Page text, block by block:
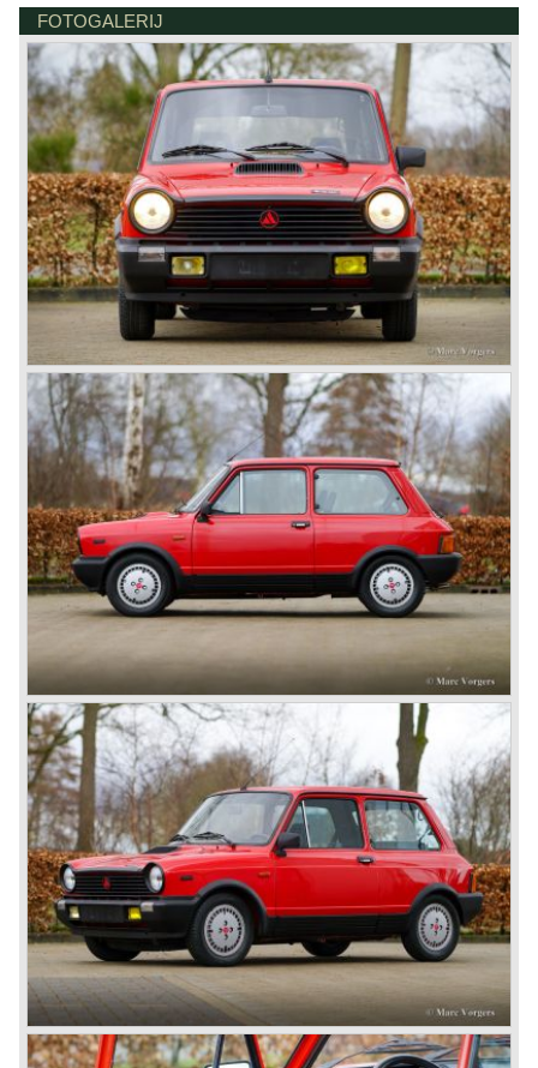
Lancia-auto's werd gebruikt! De A112 is tot 1986 in zeven
opeenvolgende modelseries gebouwd! De Autobianchi
A112 Abarth is ontwikkeld in samenwerking met de ‘tuning'
firma Abarth. De motor werd opgevoerd naar 58 pk en
voorzien van een Abarth kleppendeksel. De Abarth kreeg
een zeer sportief uiterlijk met een matzwarte gelakte
motorkap, dorpels en wielkastranden. Het interieur kreeg
sportstoelen met hoofdsteunen en het volledige scala aan
sportieve instrumenten zoals een toerenteller, oliedruk en
ampèremeter. Speciale lichtmetalen velgen en Abarth-
badges maakten de Abarth helemaal af. De pers noemde
de A112 Abarth de ‘Italiaanse Mini Cooper’. Qua concept
gelijk, maar de Abarth is ‘veel meer auto’ en mogelijk de
inspiratie voor de latere Golf GTI. De krachtigste A112
Abarth-versie, de 70 HP, werd in 1975 gepresenteerd. De
58 pk-versie werd in 1976 uit productie genomen. De
Autobianchi A112 was net als veel andere auto’s uit de
jaren 50 tot jaren 90 zeer roestgevoelig. Hierdoor zijn er
maar weinig overgebleven. Originele, niet gerestaureerde
exemplaren zijn zeer zeldzaam.
Technische gegevens (Abarth 70 PK)
Viercilinder-lijnmotor
gietijzeren blok, aluminium cilinderkop
cilinderinhoud: 1050 cc.
carburateur: 1 dubbele Weber 32 DMTR
vermogen: 70 DIN pk bij 6600 tpm.
koppel: 87 Nm bij 4100 tpm.
topsnelheid: 160 km/ u.
versnellingsbak: 4, handgeschakeld
remmen: bekrachtigd, schijven voor, trommels achter
gewicht: 700 kg.
8431 EX OOSTERWOLDE
NEDERLAND
FOTOGALERIJ